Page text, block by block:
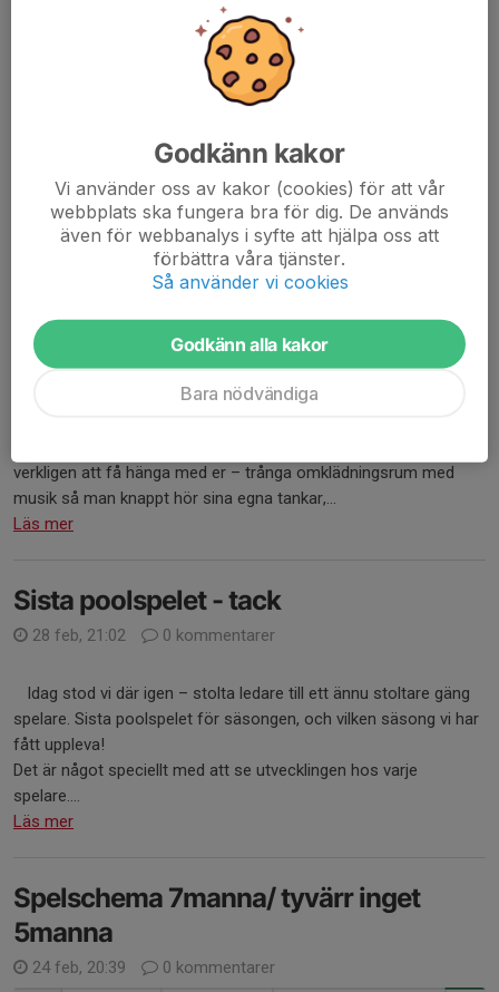
På återseende....
1 kommentar
verkligen att få hänga med er – trånga omklädningsrum med
musik så man knappt hör sina egna tankar,...
Läs mer
Sista poolspelet - tack
28 feb, 21:02 0 kommentarer
Idag stod vi där igen – stolta ledare till ett ännu stoltare gäng
spelare. Sista poolspelet för säsongen, och vilken säsong vi har
fått uppleva!
Det är något speciellt med att se utvecklingen hos varje
spelare....
Läs mer
Spelschema 7manna/ tyvärr inget
5manna
24 feb, 20:39 0 kommentarer
Godkänn kakor
Vi använder oss av kakor (cookies) för att vår
webbplats ska fungera bra för dig. De används
även för webbanalys i syfte att hjälpa oss att
förbättra våra tjänster.
Så använder vi cookies
Godkänn alla kakor
Bara nödvändiga